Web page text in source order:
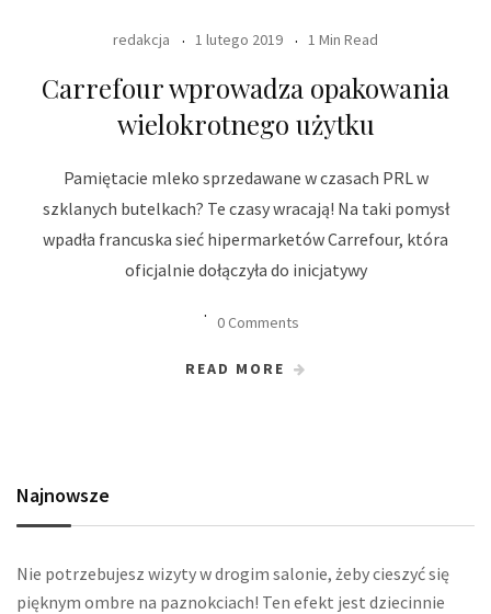
redakcja 1 lutego 2019 1 Min Read
Carrefour wprowadza opakowania
wielokrotnego użytku
Pamiętacie mleko sprzedawane w czasach PRL w
szklanych butelkach? Te czasy wracają! Na taki pomysł
wpadła francuska sieć hipermarketów Carrefour, która
oficjalnie dołączyła do inicjatywy
0 Comments
READ MORE
Najnowsze
Nie potrzebujesz wizyty w drogim salonie, żeby cieszyć się
pięknym ombre na paznokciach! Ten efekt jest dziecinnie